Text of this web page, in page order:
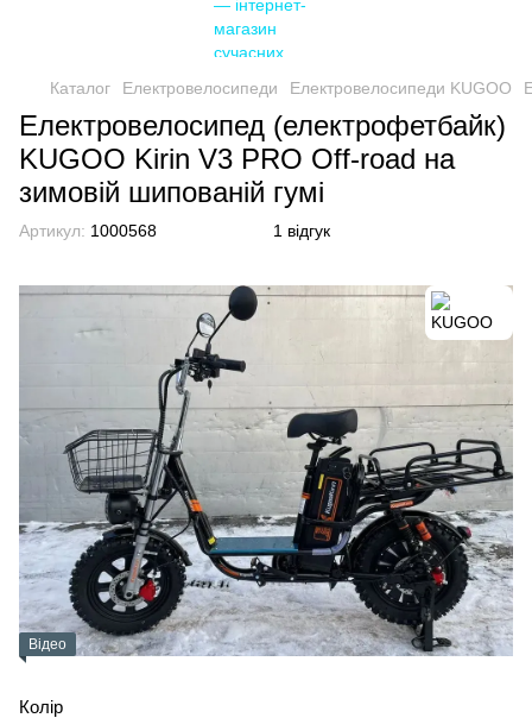
Каталог Електровелосипеди Електровелосипеди KUGOO
Електровелосипед (електрофетбайк)
KUGOO Kirin V3 PRO Off-road на
зимовій шипованій гумі
Артикул: 1000568 1 відгук
Відео
Колір